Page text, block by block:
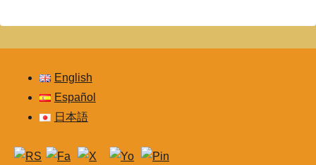
English
Español
日本語